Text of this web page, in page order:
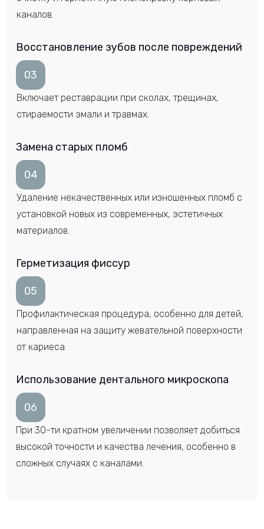
каналов.
Восстановление зубов после повреждений
03
Включает реставрации при сколах, трещинах,
стираемости эмали и травмах.
Замена старых пломб
04
Удаление некачественных или изношенных пломб с
установкой новых из современных, эстетичных
материалов.
Герметизация фиссур
05
Профилактическая процедура, особенно для детей,
направленная на защиту жевательной поверхности
от кариеса.
Использование дентального микроскопа
06
При 30-ти кратном увеличении позволяет добиться
высокой точности и качества лечения, особенно в
сложных случаях с каналами.